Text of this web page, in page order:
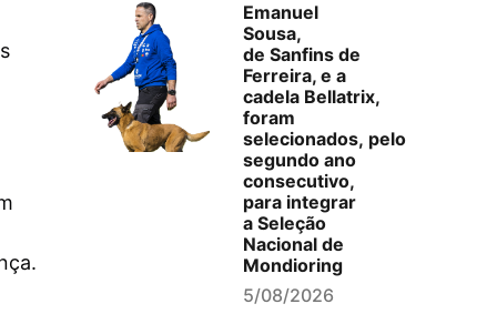
Emanuel
Sousa,
de Sanfins de
Ferreira, e a
cadela Bellatrix,
foram
selecionados, pelo
segundo ano
consecutivo,
para integrar
a Seleção
Nacional de
Mondioring
5/08/2026